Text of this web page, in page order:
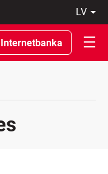
Internetbanka